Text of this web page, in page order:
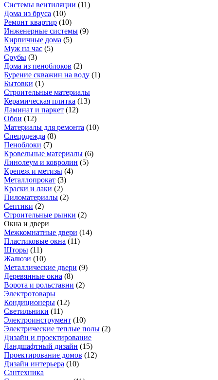
Системы вентиляции (11)
Дома из бруса (10)
Ремонт квартир (10)
Инженерные системы (9)
Кирпичные дома (5)
Муж на час (5)
Срубы (3)
Дома из пеноблоков (2)
Бурение скважин на воду (1)
Бытовки (1)
Строительные материалы
Керамическая плитка (13)
Ламинат и паркет (12)
Обои (12)
Материалы для ремонта (10)
Спецодежда (8)
Пеноблоки (7)
Кровельные материалы (6)
Линолеум и ковролин (5)
Крепеж и метизы (4)
Металлопрокат (3)
Краски и лаки (2)
Пиломатериалы (2)
Септики (2)
Строительные рынки (2)
Окна и двери
Межкомнатные двери (14)
Пластиковые окна (11)
Шторы (11)
Жалюзи (10)
Металлические двери (9)
Деревянные окна (8)
Ворота и рольставни (2)
Электротовары
Кондиционеры (12)
Светильники (11)
Электроинструмент (10)
Электрические теплые полы (2)
Дизайн и проектирование
Ландшафтный дизайн (15)
Проектирование домов (12)
Дизайн интерьера (10)
Сантехника